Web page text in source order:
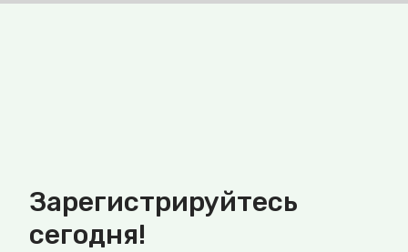
Зарегистрируйтесь
сегодня!